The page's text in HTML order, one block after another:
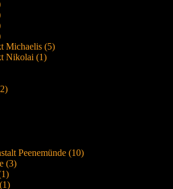
Michaelis (5)
Nikolai (1)
Peenemünde (10)
(3)